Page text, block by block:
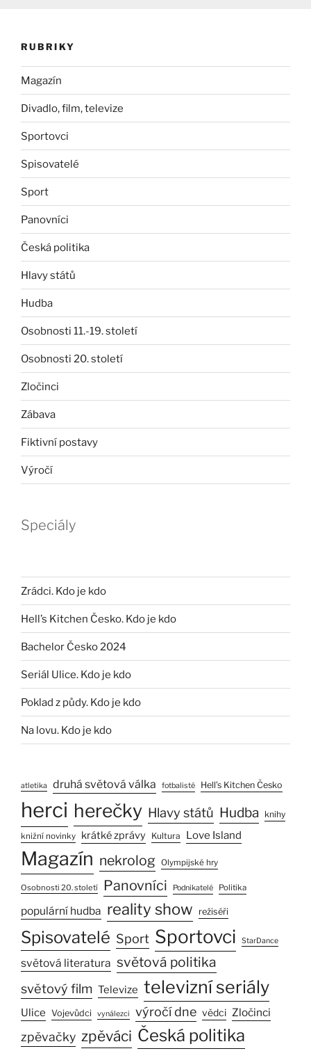
RUBRIKY
Magazín
Divadlo, film, televize
Sportovci
Spisovatelé
Sport
Panovníci
Česká politika
Hlavy států
Hudba
Osobnosti 11.-19. století
Osobnosti 20. století
Zločinci
Zábava
Fiktivní postavy
Výročí
Speciály
Zrádci. Kdo je kdo
Hell’s Kitchen Česko. Kdo je kdo
Bachelor Česko 2024
Seriál Ulice. Kdo je kdo
Poklad z půdy. Kdo je kdo
Na lovu. Kdo je kdo
atletika druhá světová válka fotbalisté Hell’s Kitchen Česko
herci herečky Hlavy států Hudba knihy
knižní novinky krátké zprávy Kultura Love Island
Magazín nekrolog Olympijské hry
Osobnosti 20. století Panovníci Podnikatelé Politika
populární hudba reality show režiséři
Spisovatelé Sport Sportovci StarDance
světová literatura světová politika
světový film Televize televizní seriály
Ulice Vojevůdci vynálezci výročí dne vědci Zločinci
zpěvačky zpěváci Česká politika